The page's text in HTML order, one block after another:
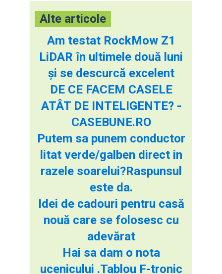
Alte articole
Am testat RockMow Z1
LiDAR în ultimele două luni
și se descurcă excelent
DE CE FACEM CASELE
ATÂT DE INTELIGENTE? -
CASEBUNE.RO
Putem sa punem conductor
litat verde/galben direct in
razele soarelui?Raspunsul
este da.
Idei de cadouri pentru casă
nouă care se folosesc cu
adevărat
Hai sa dam o nota
ucenicului .Tablou F-tronic